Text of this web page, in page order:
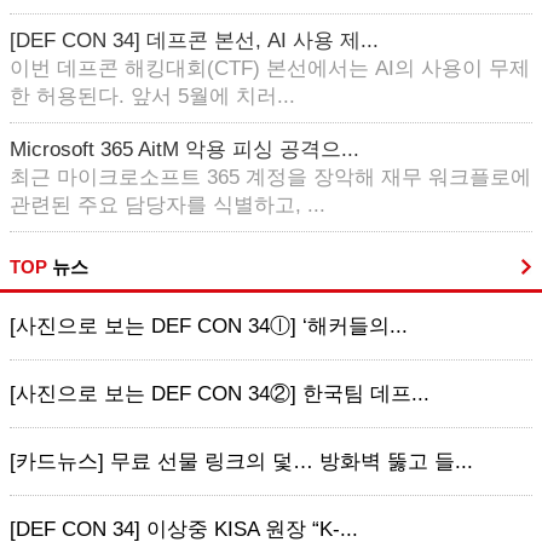
[DEF CON 34] 데프콘 본선, AI 사용 제...
이번 데프콘 해킹대회(CTF) 본선에서는 AI의 사용이 무제
한 허용된다. 앞서 5월에 치러...
Microsoft 365 AitM 악용 피싱 공격으...
최근 마이크로소프트 365 계정을 장악해 재무 워크플로에
관련된 주요 담당자를 식별하고, ...
TOP 뉴스
[사진으로 보는 DEF CON 34ⓛ] ‘해커들의...
[사진으로 보는 DEF CON 34②] 한국팀 데프...
[카드뉴스] 무료 선물 링크의 덫… 방화벽 뚫고 들...
[DEF CON 34] 이상중 KISA 원장 “K-...